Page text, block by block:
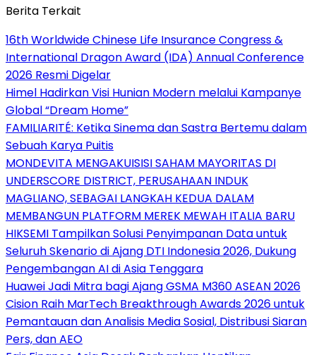
Berita Terkait
16th Worldwide Chinese Life Insurance Congress &
International Dragon Award (IDA) Annual Conference
2026 Resmi Digelar
Himel Hadirkan Visi Hunian Modern melalui Kampanye
Global “Dream Home”
FAMILIARITÉ: Ketika Sinema dan Sastra Bertemu dalam
Sebuah Karya Puitis
MONDEVITA MENGAKUISISI SAHAM MAYORITAS DI
UNDERSCORE DISTRICT, PERUSAHAAN INDUK
MAGLIANO, SEBAGAI LANGKAH KEDUA DALAM
MEMBANGUN PLATFORM MEREK MEWAH ITALIA BARU
HIKSEMI Tampilkan Solusi Penyimpanan Data untuk
Seluruh Skenario di Ajang DTI Indonesia 2026, Dukung
Pengembangan AI di Asia Tenggara
Huawei Jadi Mitra bagi Ajang GSMA M360 ASEAN 2026
Cision Raih MarTech Breakthrough Awards 2026 untuk
Pemantauan dan Analisis Media Sosial, Distribusi Siaran
Pers, dan AEO